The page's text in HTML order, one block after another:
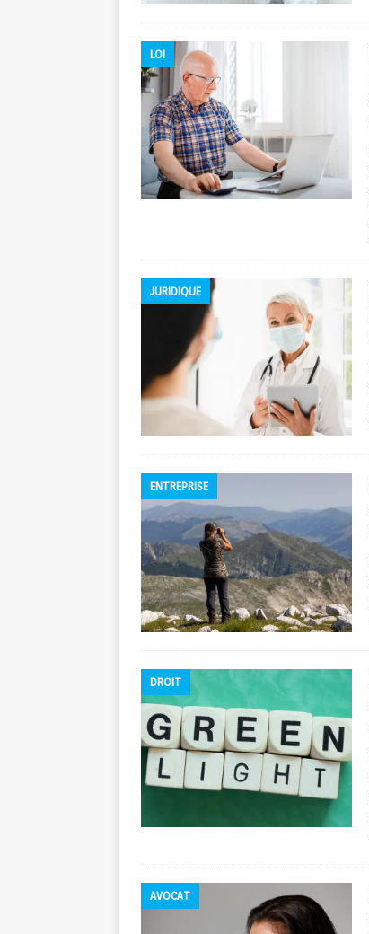
LOI
JURIDIQUE
ENTREPRISE
DROIT
AVOCAT